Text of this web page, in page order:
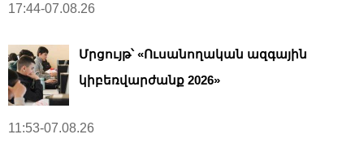
17:44-07.08.26
Մրցույթ՝ «Ուսանողական ազգային
կիբեռվարժանք 2026»
11:53-07.08.26